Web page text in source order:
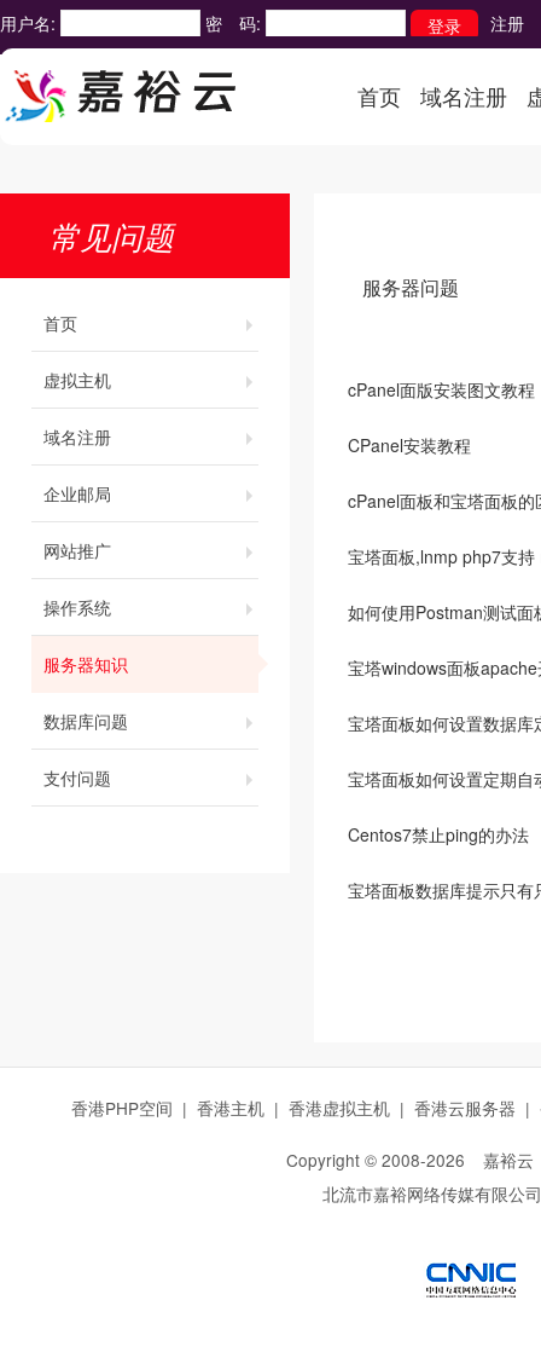
用户名: 密 码: 注册
首页 域名注册
常见问题
首页
虚拟主机
域名注册
企业邮局
网站推广
操作系统
服务器知识
数据库问题
支付问题
服务器问题
cPanel面版安装图文教程
CPanel安装教程
cPanel面板和宝塔面板的
宝塔面板,lnmp php7支
如何使用Postman测试面
宝塔windows面板
宝塔面板如何设置数据库
宝塔面板如何设置定期自
Centos7禁止ping的办法
宝塔面板数据库提示只
香港PHP空间 | 香港主机 | 香港虚拟主机 | 香港云服务器 |
Copyright © 2008-2026 嘉裕云
北流市嘉裕网络传媒有限公司